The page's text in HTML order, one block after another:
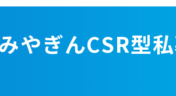
やぎんCSR型